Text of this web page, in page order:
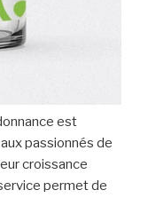
est
passionnés de
croissance
permet de